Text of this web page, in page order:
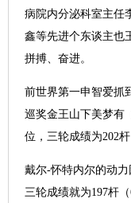
病院内分泌科室主任
鑫等先进个东谈主也
拼搏、奋进。
前世界第一申智爱抓
巡奖金王山下美梦有
位，三轮成绩为202
戴尔-怀特内尔的动
三轮成绩就为197杆